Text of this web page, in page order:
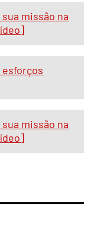
missão na
esforços
missão na